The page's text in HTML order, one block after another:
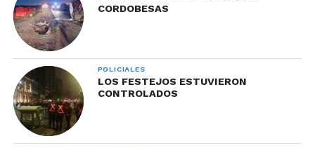
CORDOBESAS
POLICIALES
LOS FESTEJOS ESTUVIERON
CONTROLADOS